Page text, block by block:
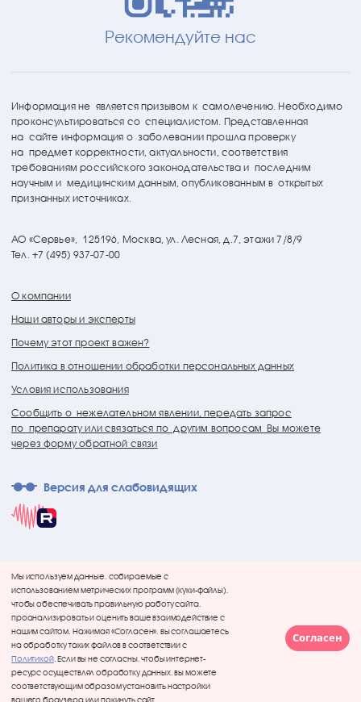
О компании
Наши авторы и эксперты
Почему этот проект важен?
Политика в отношении обработки персональных данных
Условия использования
Сообщить о нежелательном явлении, передать запрос
по препарату или связаться по другим вопросам Вы можете
через форму обратной связи
АО «Сервье», 125196, Москва, ул. Лесная, д.7, этажи 7/8/9
Тел. +7 (495) 937-07-00
Версия для слабовидящих
Информация не является призывом к самолечению. Необходимо
проконсультироваться со специалистом. Представленная
на сайте информация о заболевании прошла проверку
на предмет корректности, актуальности, соответствия
требованиям российского законодательства и последним
научным и медицинским данным, опубликованным в открытых
признанных источниках.
Рекомендуйте нас
Мы используем данные, собираемые с
использованием метрических программ (куки-файлы),
чтобы обеспечивать правильную работу сайта,
проанализировать и оценить ваше взаимодействие с
нашим сайтом. Нажимая «Согласен», вы соглашаетесь
на обработку таких файлов в соответствии с
Политикой. Если вы не согласны, чтобы интернет-
ресурс осуществлял обработку данных, вы можете
соответствующим образом установить настройки
вашего браузера или покинуть сайт.
Согласен